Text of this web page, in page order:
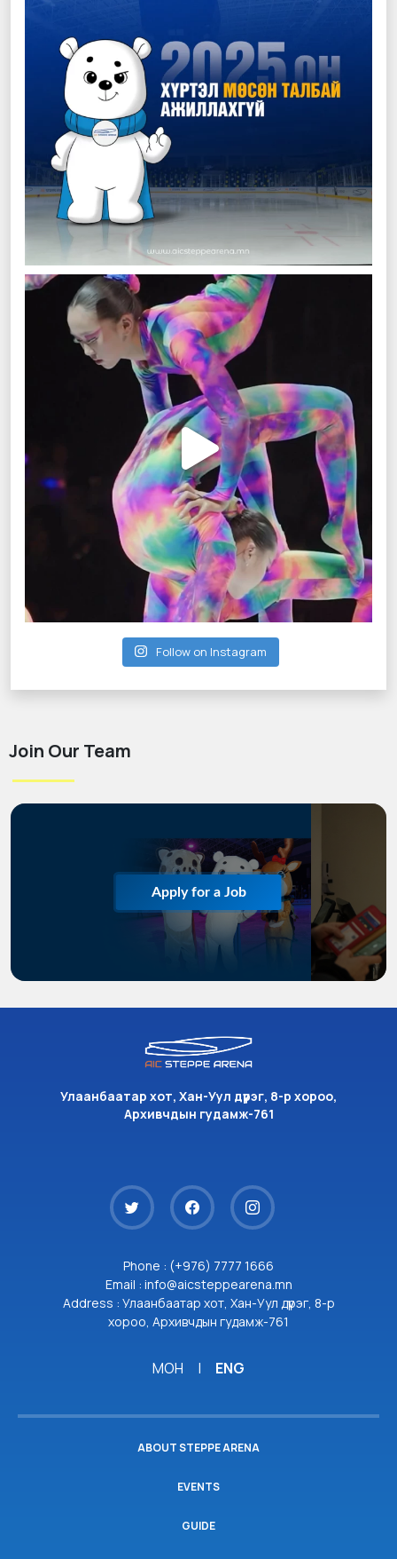
Follow on Instagram
Join Our Team
Apply for a Job
Улаанбаатар хот, Хан-Уул дүүрэг, 8-р хороо,
Архивчдын гудамж-761
Phone : (+976) 7777 1666
Email : info@aicsteppearena.mn
Address : Улаанбаатар хот, Хан-Уул дүүрэг, 8-р
хороо, Архивчдын гудамж-761
МОН | ENG
ABOUT STEPPE ARENA
EVENTS
GUIDE